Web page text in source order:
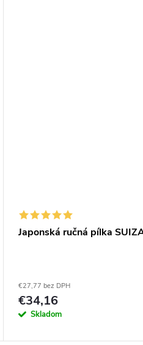
Japonská ručná pílka
€27,77 bez DPH
€34,16
Skladom